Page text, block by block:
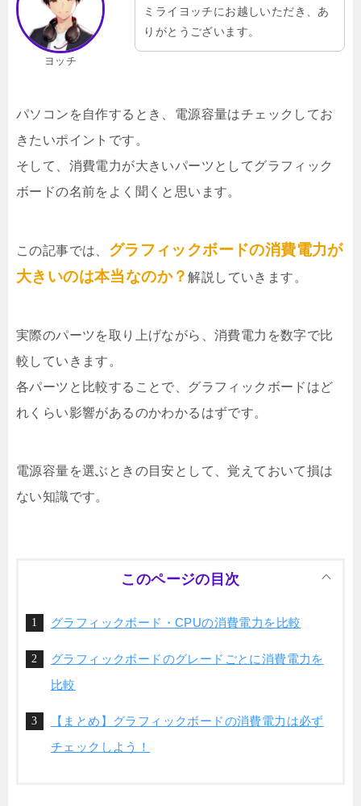
ヨッチ
ミライヨッチにお越しいただき、あ
りがとうございます。
パソコンを自作するとき、電源容量はチェックしてお
きたいポイントです。
そして、消費電力が大きいパーツとしてグラフィック
ボードの名前をよく聞くと思います。
この記事では、 グラフィックボードの消費電力が
大きいのは本当なのか？解説していきます。
実際のパーツを取り上げながら、消費電力を数字で比
較していきます。
各パーツと比較することで、グラフィックボードはど
れくらい影響があるのかわかるはずです。
電源容量を選ぶときの目安として、覚えておいて損は
ない知識です。
このページの目次
グラフィックボード・CPUの消費電力を比較
グラフィックボードのグレードごとに消費電力を
比較
【まとめ】グラフィックボードの消費電力は必ず
チェックしよう！